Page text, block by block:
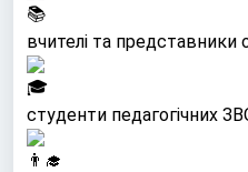
вчителі та представники
студенти педагогічних